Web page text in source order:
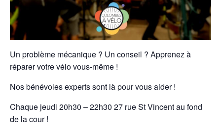
Un problème mécanique ? Un conseil ? Apprenez à
réparer votre vélo vous-même !
Nos bénévoles experts sont là pour vous aider !
Chaque jeudi 20h30 – 22h30 27 rue St Vincent au fond
de la cour !